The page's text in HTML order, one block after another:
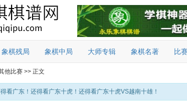
象棋残局 象棋中局 大师专辑 象棋名著 比
他比赛 >> 正文
看广东！还得看广东十虎！还得看广东十虎VS越南十雄！